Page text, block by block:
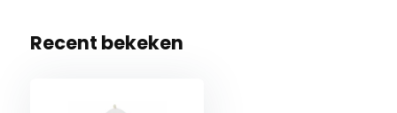
Recent bekeken